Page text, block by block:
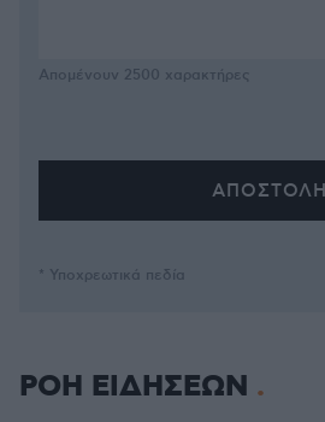
Απομένουν 2500 χαρακτήρες
* Υποχρεωτικά πεδία
ΡΟΗ ΕΙΔΗΣΕΩΝ